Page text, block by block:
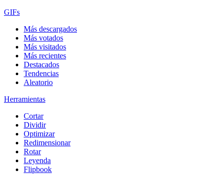
GIFs
Más descargados
Más votados
Más visitados
Más recientes
Destacados
Tendencias
Aleatorio
Herramientas
Cortar
Dividir
Optimizar
Redimensionar
Rotar
Leyenda
Flipbook